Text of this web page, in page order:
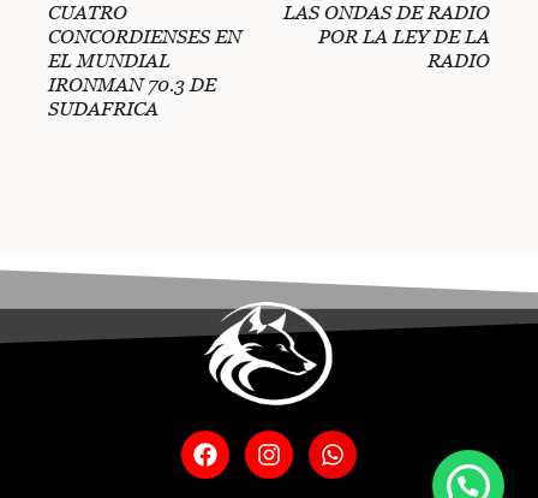
CUATRO
CONCORDIENSES EN
EL MUNDIAL
IRONMAN 70.3 DE
SUDAFRICA
LAS ONDAS DE RADIO
POR LA LEY DE LA
RADIO